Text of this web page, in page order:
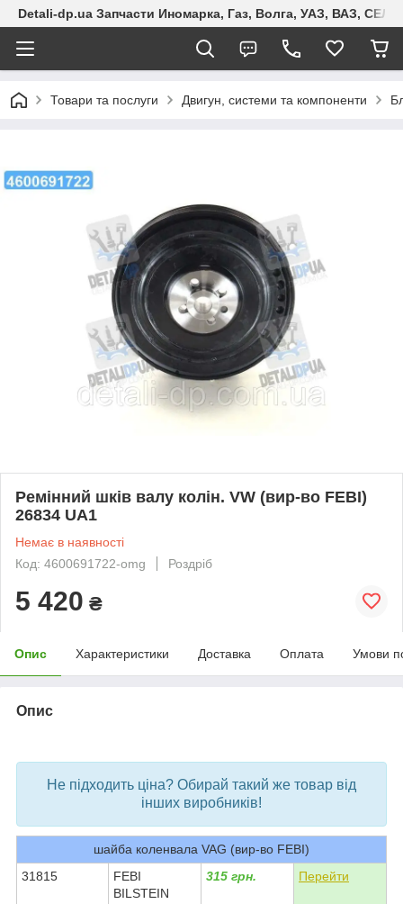
Detali-dp.ua Запчасти Иномарка, Газ, Волга, УАЗ, ВАЗ,
Товари та послуги Двигун, системи та компоненти
Ремінний шків валу колін. VW (вир-во FEBI)
26834 UA1
Немає в наявності
Код: 4600691722-omg
Роздріб
5 420 ₴
Опис Характеристики Доставка Оплата Умови
Опис
Не підходить ціна? Обирай такий же товар від
інших виробників!
шайба коленвала VAG (вир-во FEBI)
31815
FEBI
BILSTEIN
315 грн. Перейти